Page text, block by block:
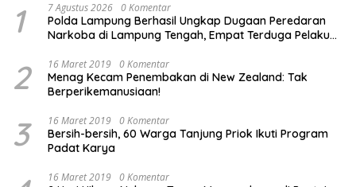
1 7 Agustus 2026 0 Komentar
Polda Lampung Berhasil Ungkap Dugaan Peredaran
Narkoba di Lampung Tengah, Empat Terduga Pelaku
2 16 Maret 2019 0 Komentar
Menag Kecam Penembakan di New Zealand: Tak
Berperikemanusiaan!
3 16 Maret 2019 0 Komentar
Bersih-bersih, 60 Warga Tanjung Priok Ikuti Program
Padat Karya
16 Maret 2019 0 Komentar